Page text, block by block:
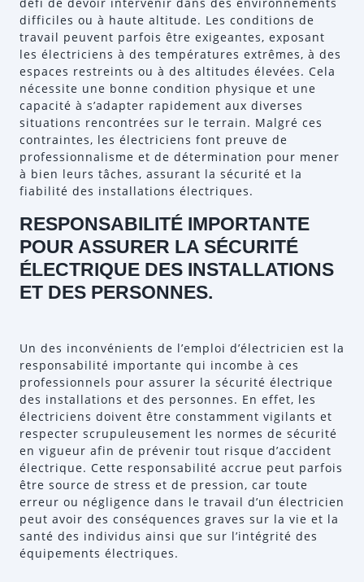
difficiles ou à haute altitude. Les conditions de
travail peuvent parfois être exigeantes, exposant
les électriciens à des températures extrêmes, à des
espaces restreints ou à des altitudes élevées. Cela
nécessite une bonne condition physique et une
capacité à s’adapter rapidement aux diverses
situations rencontrées sur le terrain. Malgré ces
contraintes, les électriciens font preuve de
professionnalisme et de détermination pour mener
à bien leurs tâches, assurant la sécurité et la
fiabilité des installations électriques.
RESPONSABILITÉ IMPORTANTE
POUR ASSURER LA SÉCURITÉ
ÉLECTRIQUE DES INSTALLATIONS
ET DES PERSONNES.
Un des inconvénients de l’emploi d’électricien est la
responsabilité importante qui incombe à ces
professionnels pour assurer la sécurité électrique
des installations et des personnes. En effet, les
électriciens doivent être constamment vigilants et
respecter scrupuleusement les normes de sécurité
en vigueur afin de prévenir tout risque d’accident
électrique. Cette responsabilité accrue peut parfois
être source de stress et de pression, car toute
erreur ou négligence dans le travail d’un électricien
peut avoir des conséquences graves sur la vie et la
santé des individus ainsi que sur l’intégrité des
équipements électriques.